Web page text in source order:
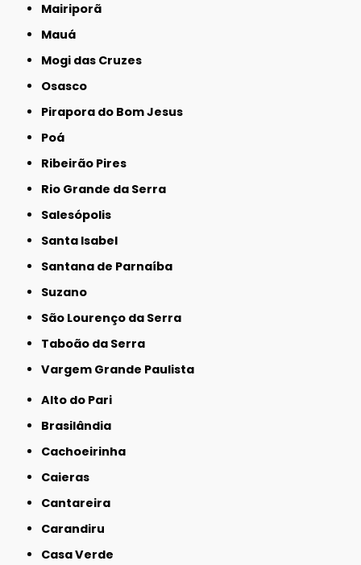
Mairiporã
Mauá
Mogi das Cruzes
Osasco
Pirapora do Bom Jesus
Poá
Ribeirão Pires
Rio Grande da Serra
Salesópolis
Santa Isabel
Santana de Parnaíba
Suzano
São Lourenço da Serra
Taboão da Serra
Vargem Grande Paulista
Alto do Pari
Brasilândia
Cachoeirinha
Caieras
Cantareira
Carandiru
Casa Verde